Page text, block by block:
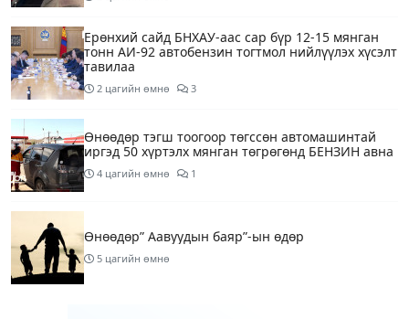
Ерөнхий сайд БНХАУ-аас сар бүр 12-15 мянган
тонн АИ-92 автобензин тогтмол нийлүүлэх хүсэлт
тавилаа
2 цагийн өмнө 3
Өнөөдөр тэгш тоогоор төгссөн автомашинтай
иргэд 50 хүртэлх мянган төгрөгөнд БЕНЗИН авна
4 цагийн өмнө 1
Өнөөдөр” Аавуудын баяр”-ын өдөр
5 цагийн өмнө